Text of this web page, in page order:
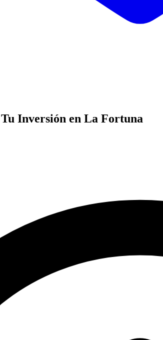
Inversión en La Fortuna